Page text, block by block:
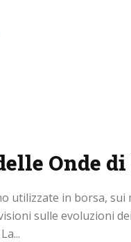
Onde
utilizzate in borsa, sui
sulle evoluzioni